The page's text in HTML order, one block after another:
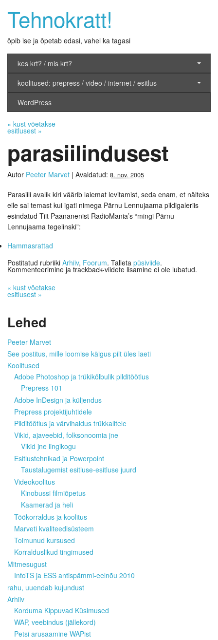
Tehnokratt!
õpib ise ja õpetab edasi, vahel ka tagasi
kes krt? / mis krt?
koolitused: prepress / video / internet / esitlus
WordPress
« kust võetakse
esitlusest »
parasiilindusest
Autor Peeter Marvet | Avaldatud: 8. nov. 2005
Parasiili avalik kiri väärib laiemat levitamist, seda enam, et näiteks
eile sai temast kui igati nimega Pärnu Lennujaama pildigaleriis
esindatud Tiit Paananenist RadioMania’s “mingi Pärnu
Lennujaama tegelinski”:
Hammasrattad
Postitatud rubriiki Arhiiv, Foorum. Talleta püsiviide.
Kommenteerimine ja trackback-viidete lisamine ei ole lubatud.
« kust võetakse
esitlusest »
Lehed
Peeter Marvet
See postitus, mille loomise käigus pilt üles laeti
Koolitused
Adobe Photoshop ja trükikõlbulik pilditöötlus
Prepress 101
Adobe InDesign ja küljendus
Prepress projektijuhtidele
Pilditöötlus ja värvihaldus trükkalitele
Vikid, ajaveebid, folksonoomia jne
Vikid jne lingikogu
Esitlustehnikad ja Powerpoint
Taustalugemist esitluse-esitluse juurd
Videokoolitus
Kinobussi filmiõpetus
Kaamerad ja heli
Töökorraldus ja koolitus
Marveti kvaliteedisüsteem
Toimunud kursused
Korralduslikud tingimused
Mitmesugust
InfoTS ja ESS antispämmi-eelnõu 2010
rahu, uuendab kujundust
Arhiiv
Korduma Kippuvad Küsimused
WAP, veebindus (jällekord)
Petsi arusaamine WAPist